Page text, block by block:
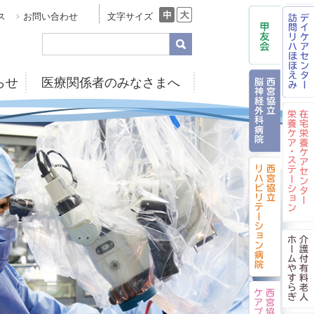
お問い合わせ 文字サイズ
せ 医療関係者のみなさまへ